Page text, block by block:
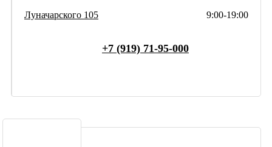
9:00-19:00
Луначарского 105
+7 (919) 71-95-000